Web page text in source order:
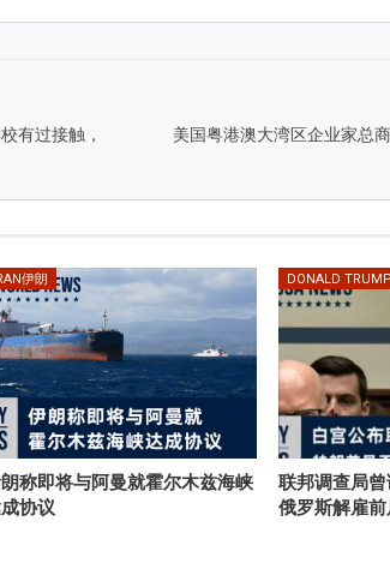
有过接触，
美国粤港澳大湾区企业家总
伊朗
称即将与阿曼就霍尔木兹海峡
协议
DONALD
联邦调查局
俄罗斯解雇